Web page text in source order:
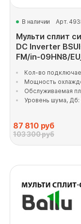
В наличии Арт.
Мульти сплит
DC Inverter
FM/in-09HN8/
Кол-во
Мощность
Обслуживаемая
Уровень шума, Дб:
87 810руб
103 300 руб